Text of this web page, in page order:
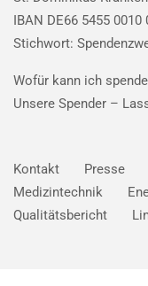
IBAN DE66 5455 0010
Stichwort:
Wofür kann ich
Unsere Spender –
Kontakt Presse
Medizintechnik
Qualitätsbericht